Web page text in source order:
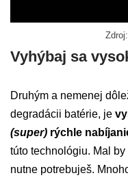
Vyhýbaj sa
Druhým a nemenej
degradácii batérie, je
(super) rýchle
túto technológiu. Mal
nutne potrebuješ.